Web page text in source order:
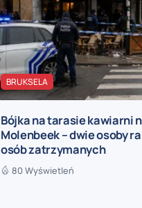
BRUKSELA
Bójka na tarasie kawiarni
Molenbeek – dwie osoby
osób zatrzymanych
80 Wyświetleń